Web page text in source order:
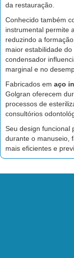
da restauração.
Conhecido também
instrumental permite
reduzindo a
maior estabilidade
condensador
marginal e no
Fabricados em aço
Golgran oferecem
processos de
consultórios
Seu design funcional
durante o manuseio,
mais eficientes e